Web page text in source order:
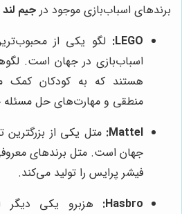
برندهای اسباب‌بازی موجود در جیم لند
LEGO: لگو یکی از
اسباب‌بازی در جهان است.
هستند که به کودکان کمک
منطقی و مهارت‌های حل مسئله
Mattel: متل یکی از بزرگترین
جهان است. متل برندهای
فیشر پرایس را تولید می‌کند.
Hasbro:
هزبرو یکی دیگر